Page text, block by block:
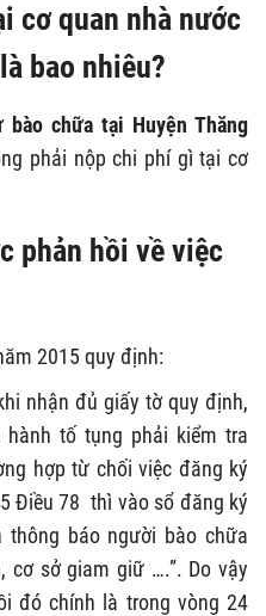
cơ quan nhà nước
bao nhiêu?
chữa tại Huyện Thăng
phải nộp chi phí gì tại cơ
phản hồi về việc
2015 quy định:
nhận đủ giấy tờ quy định,
tố tụng phải kiểm tra
hợp từ chối việc đăng ký
Điều 78 thì vào sổ đăng ký
báo người bào chữa
cơ sở giam giữ ….”. Do vậy
đó chính là trong vòng 24